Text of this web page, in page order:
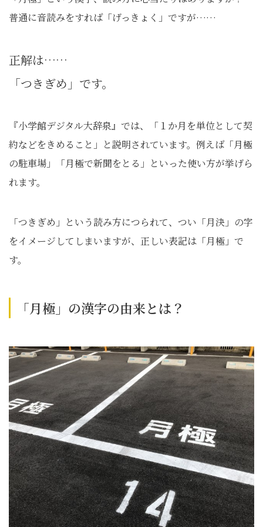
普通に音読みをすれば「げっきょく」ですが……
正解は……
「つきぎめ」です。
『小学館デジタル大辞泉』では、「１か月を単位として契
約などをきめること」と説明されています。例えば「月極
の駐車場」「月極で新聞をとる」といった使い方が挙げら
れます。
「つきぎめ」という読み方につられて、つい「月決」の字
をイメージしてしまいますが、正しい表記は「月極」で
す。
「月極」の漢字の由来とは？